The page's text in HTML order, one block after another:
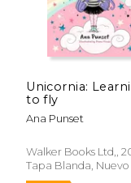
Unicornia:
to fly
Ana Punset
Walker Books Ltd,,
Tapa Blanda, Nuevo